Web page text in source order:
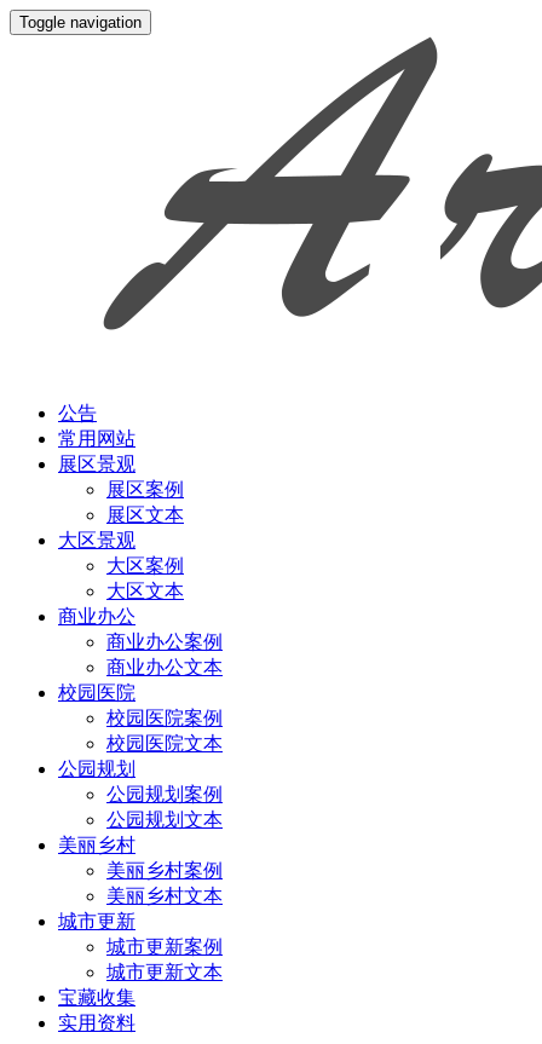
Toggle navigation
公告
常用网站
展区景观
展区案例
展区文本
大区景观
大区案例
大区文本
商业办公
商业办公案例
商业办公文本
校园医院
校园医院案例
校园医院文本
公园规划
公园规划案例
公园规划文本
美丽乡村
美丽乡村案例
美丽乡村文本
城市更新
城市更新案例
城市更新文本
宝藏收集
实用资料